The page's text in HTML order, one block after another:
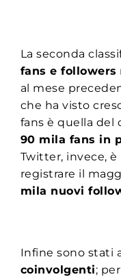
La seconda
fans e followers
al mese
che ha visto
fans è quella del
90 mila fans in
Twitter, invece,
registrare il
mila nuovi
Infine sono stati
coinvolgenti;